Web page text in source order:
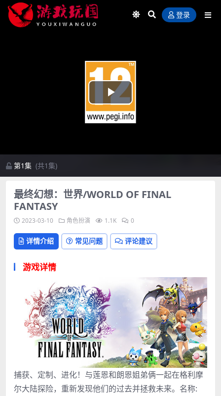
登录
Play
Video
第1集 (共1集)
最终幻想：世界/WORLD OF FINAL
FANTASY
2023-03-10 角色扮演 1.1K 0
详情介绍 常见问题 评论建议
游戏详情
捕获、定制、进化！与莲恩和朗恩姐弟俩一起在格利摩
尔大陆探险，重新发现他们的过去并拯救未来。名称: